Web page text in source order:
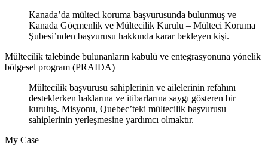
Kanada’da mülteci koruma başvurusunda bulunmuş ve
Kanada Göçmenlik ve Mültecilik Kurulu – Mülteci Koruma
Şubesi’nden başvurusu hakkında karar bekleyen kişi.
Mültecilik talebinde bulunanların kabulü ve entegrasyonuna yönelik
bölgesel program (PRAIDA)
Mültecilik başvurusu sahiplerinin ve ailelerinin refahını
desteklerken haklarına ve itibarlarına saygı gösteren bir
kuruluş. Misyonu, Quebec’teki mültecilik başvurusu
sahiplerinin yerleşmesine yardımcı olmaktır.
My Case